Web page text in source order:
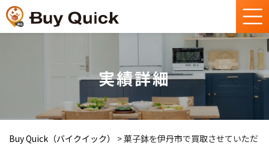
実績詳細
Buy Quick（バイクイック） >菓子鉢を伊丹市で買取させていただ